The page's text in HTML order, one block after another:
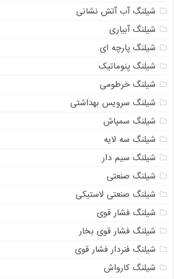
شیلنگ آب آتش نشانی
شیلنگ آبیاری
شیلنگ پارچه ای
شیلنگ پنوماتیک
شیلنگ خرطومی
شیلنگ سرویس بهداشتی
شیلنگ سمپاش
شیلنگ سه لایه
شیلنگ سیم دار
شیلنگ صنعتی
شیلنگ صنعتی لاستیکی
شیلنگ فشار قوی
شیلنگ فشار قوی بخار
شیلنگ فنردار فشار قوی
شیلنگ کارواش